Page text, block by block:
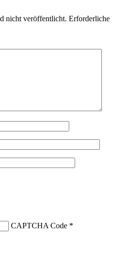
nicht veröffentlicht. Erforderliche
CAPTCHA Code *